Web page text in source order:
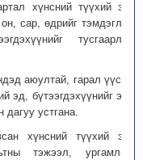
хүнсний түүхий эд,
сар, өдрийг тэмдэглэн
тусгаарлан
аюултай, гарал үүсэл
эд, бүтээгдэхүүнийг энэ
устгана.
хүнсний түүхий эд,
тэжээл, ургамлын